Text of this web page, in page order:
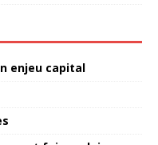
enjeu capital